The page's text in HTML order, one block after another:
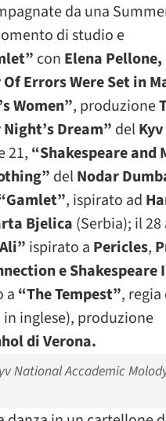
da una
di studio e
con Elena Pellone,
Errors Were Set in
Women”, produzione
Dream” del
21, “Shakespeare and
delNodar
, ispirato ad
Bjelica (Serbia); il
ispirato a Pericles,
e
a “The Tempest”, regia
inglese), produzione
di Verona.
National Accademic